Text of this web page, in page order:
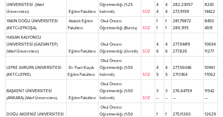
ÜNİVERSİTESİ (Vakıf
Üniversitesi)
Eğitim Fakültesi
Öğretmenliği (%25
İndirimli)
SÖZ
4
4
4
4
282,23057
273,9199
8243
14422
YAKIN DOĞU ÜNİVERSİTESİ
(KKTC-LEFKOŞA)
Atatürk Eğitim
Fakültesi
Okul Öncesi
Öğretmenliği (Burslu)
SÖZ
1
1
1
1
281,79872
289,3115
8450
4931
HASAN KALYONCU
ÜNİVERSİTESİ (GAZİANTEP)
(Vakıf Üniversitesi)
Eğitim Fakültesi
Okul Öncesi
Öğretmenliği (Ücretli)
SÖZ
4
6
4
6
277,94419
277,826
10694
11277
LEFKE AVRUPA ÜNİVERSİTESİ
(KKTC-LEFKE)
Dr. Fazıl Küçük
Eğitim Fakültesi
Okul Öncesi
Öğretmenliği (%50
İndirimli)
SÖZ
4
5
4
5
277,56046
271,1364
10961
17062
BAŞKENT ÜNİVERSİTESİ
(ANKARA) (Vakıf Üniversitesi)
Eğitim Fakültesi
Okul Öncesi
Öğretmenliği (%50
İndirimli)
SÖZ
3
–
3
–
276,64759
—
11542
—
DOĞU AKDENİZ ÜNİVERSİTESİ
Okul Öncesi
Öğretmenliği (%50
1
1
275,11260
12629